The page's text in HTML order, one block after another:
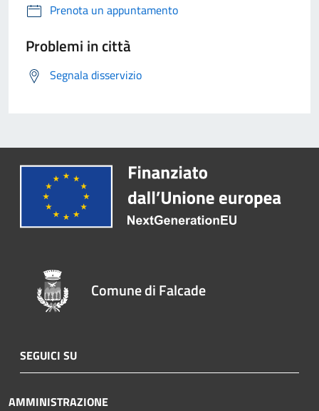
Prenota un appuntamento
Problemi in città
Segnala disservizio
Comune di Falcade
SEGUICI SU
AMMINISTRAZIONE